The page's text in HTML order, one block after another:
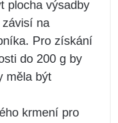
plocha výsadby
na
Pro získání
do 200 g by
měla být
krmení pro